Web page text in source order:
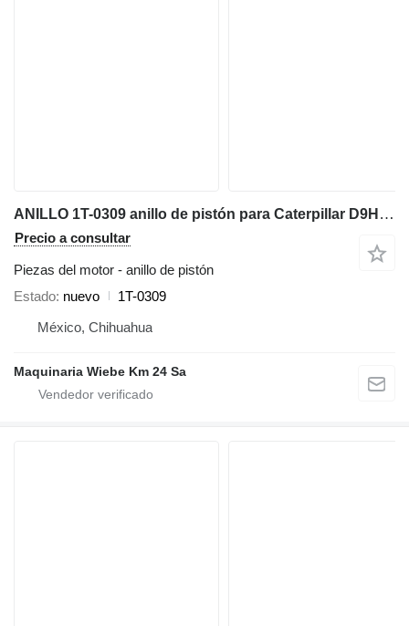
ANILLO 1T-0309 anillo de pistón para Caterpillar D9H,D8H,583K bulldozer
Precio a consultar
Piezas del motor - anillo de pistón
Estado nuevo
1T-0309
México, Chihuahua
Maquinaria Wiebe Km 24 Sa